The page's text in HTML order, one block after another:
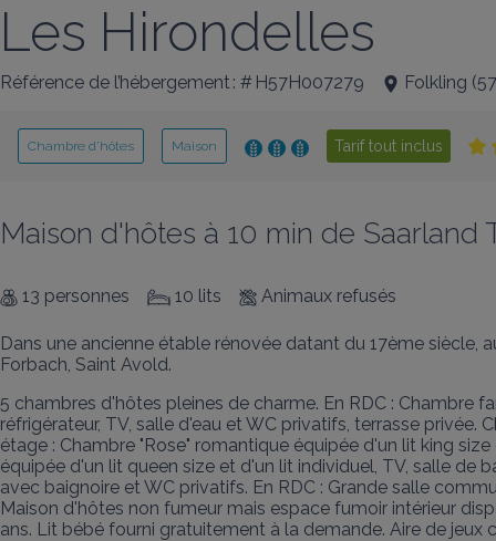
Les Hirondelles
Référence de l’hébergement : # H57H007279 Folkling (
Chambre d’hôtes Maison Tarif tout inclus
Maison d'hôtes à 10 min de
13 personnes 10 lits Animaux refusés
Dans une ancienne étable rénovée datant du 17ème
Forbach, Saint Avold.
5 chambres d'hôtes pleines de charme. En RDC : Chambre
réfrigérateur, TV, salle d'eau et WC privatifs, terrasse privée.
étage : Chambre "Rose" romantique équipée d'un lit king
équipée d'un lit queen size et d'un lit individuel, TV, salle de
avec baignoire et WC privatifs. En RDC : Grande salle
Maison d'hôtes non fumeur mais espace fumoir intérieur
ans. Lit bébé fourni gratuitement à la demande. Aire de jeux